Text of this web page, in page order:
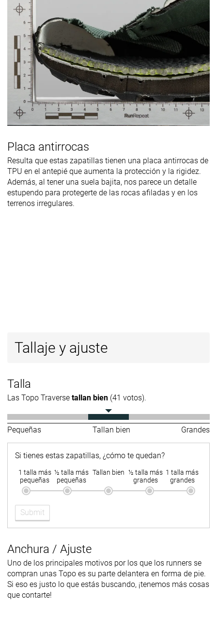
Placa antirrocas
Resulta que estas zapatillas tienen una placa antirrocas de
TPU en el antepié que aumenta la protección y la rigidez.
Además, al tener una suela bajita, nos parece un detalle
estupendo para protegerte de las rocas afiladas y en los
terrenos irregulares.
Tallaje y ajuste
Talla
Las Topo Traverse tallan bien (41 votos).
Pequeñas Tallan bien Grandes
Si tienes estas zapatillas, ¿cómo te quedan?
1 talla más
pequeñas
½ talla más
pequeñas
Tallan bien ½ talla más
grandes
1 talla más
grandes
Submit
Anchura / Ajuste
Uno de los principales motivos por los que los runners se
compran unas Topo es su parte delantera en forma de pie.
Si eso es justo lo que estás buscando, ¡tenemos más cosas
que contarte!